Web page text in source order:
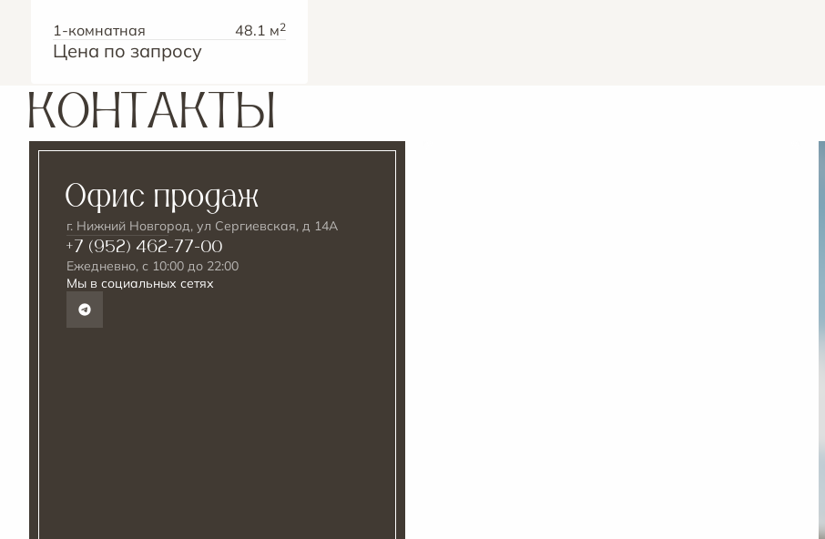
1-комнатная 48.1 м2
Цена по запросу
КОНТАКТЫ
Офис продаж
г. Нижний Новгород, ул Сергиевская, д 14А
+7 (952) 462-77-00
Ежедневно, с 10:00 до 22:00
Мы в социальных сетях